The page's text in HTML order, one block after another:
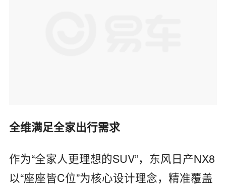
全维满足全家出行需求
作为“全家人更理想的SUV”，东风日产NX8
以“座座皆C位”为核心设计理念，精准覆盖